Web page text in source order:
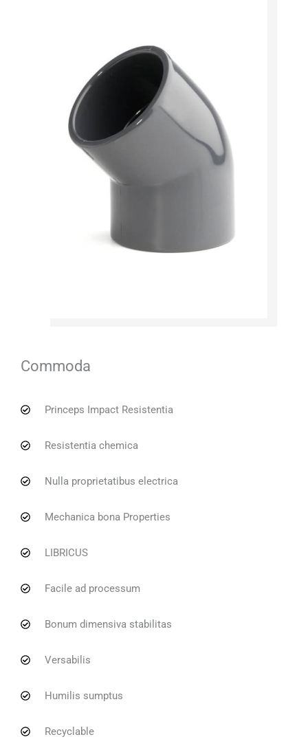
Commoda
Princeps Impact Resistentia
Resistentia chemica
Nulla proprietatibus electrica
Mechanica bona Properties
LIBRICUS
Facile ad processum
Bonum dimensiva stabilitas
Versabilis
Humilis sumptus
Recyclable